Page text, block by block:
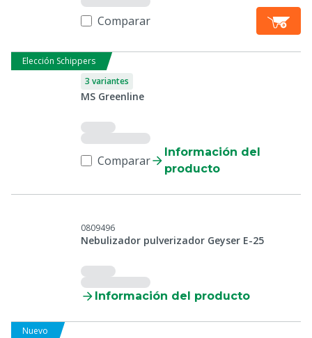
Comparar
Elección Schippers
3 variantes
MS Greenline
Comparar
Información del
producto
0809496
Nebulizador pulverizador Geyser E-25
Información del producto
Nuevo